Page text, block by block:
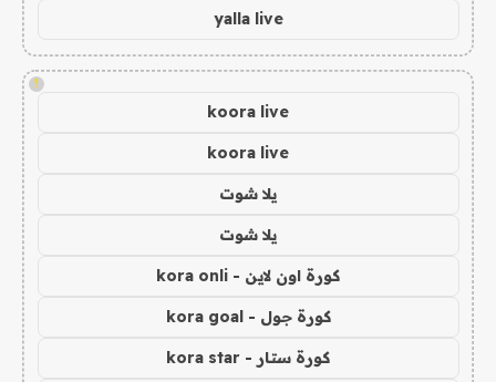
yalla live
!
koora live
koora live
يلا شوت
يلا شوت
كورة اون لاين - kora onli
كورة جول - kora goal
كورة ستار - kora star